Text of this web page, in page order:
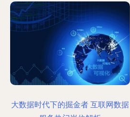
大数据时代下的掘金者 互联网数据